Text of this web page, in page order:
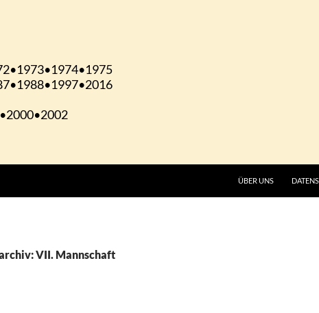
ÜBER UNS
VII. Mannschaft